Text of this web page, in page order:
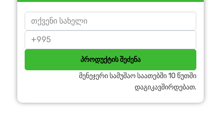
პროდუქტის შეძენა
მენეჯერი სამუშაო საათებში 10 წუთში
დაგიკავშირდებათ.